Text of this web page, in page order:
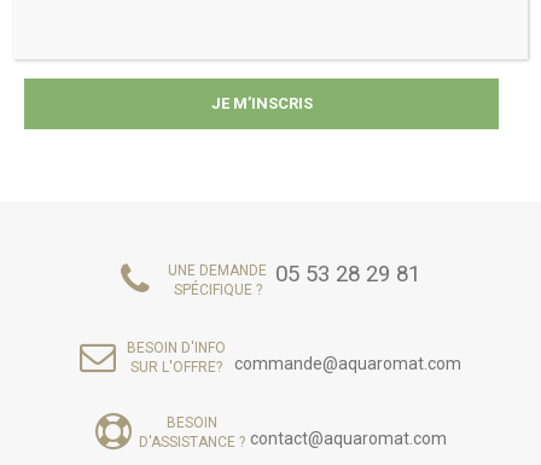
UNE DEMANDE
SPÉCIFIQUE ?
05 53 28 29 81
BESOIN D'INFO
SUR L'OFFRE?
commande@aquaromat.com
BESOIN
D'ASSISTANCE ? contact@aquaromat.com